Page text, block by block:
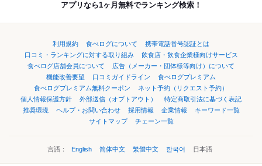
アプリなら1ヶ月無料でランキング検索！
利用規約 食べログについて
携帯電話番号認証とは
口コミ・ランキングに対する取り組み
飲食店・飲食企業様向けサービス
食べログ店舗会員について
広告（メーカー・団体様等向け）について
機能改善要望
口コミガイドライン
食べログプレミアム
食べログプレミアム無料クーポン
ネット予約（リクエスト予約）
個人情報保護方針
外部送信（オプトアウト）
特定商取引法に基づく表記
推奨環境
ヘルプ・お問い合わせ 採用情報 企業情報
キーワード一覧
サイトマップ
チェーン一覧
言語： English 简体中文 繁體中文 한국어 日本語